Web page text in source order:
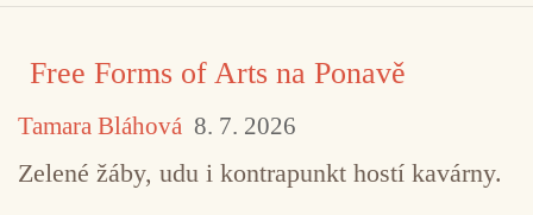
Free Forms of Arts na Ponavě
Tamara Bláhová 8. 7. 2026
Zelené žáby, udu i kontrapunkt hostí kavárny.